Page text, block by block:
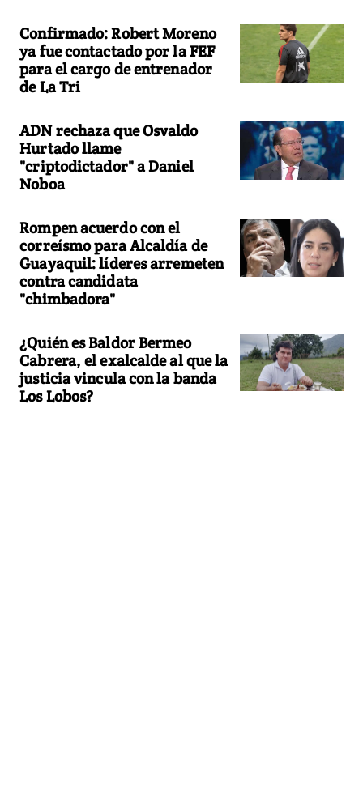
Confirmado: Robert Moreno
ya fue contactado por la FEF
para el cargo de entrenador
de La Tri
ADN rechaza que Osvaldo
Hurtado llame
"criptodictador" a Daniel
Noboa
Rompen acuerdo con el
correísmo para Alcaldía de
Guayaquil: líderes arremeten
contra candidata
"chimbadora"
¿Quién es Baldor Bermeo
Cabrera, el exalcalde al que la
justicia vincula con la banda
Los Lobos?